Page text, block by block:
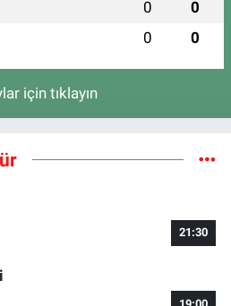
0 0
0 0
için tıklayın
21:30